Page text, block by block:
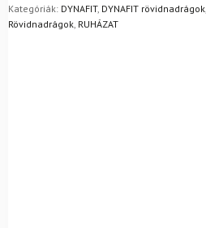
Mik a visszaküldés feltételei?
Kategóriák: DYNAFIT, DYNAFIT rövidnadrágok
Rövidnadrágok RUHÁZAT